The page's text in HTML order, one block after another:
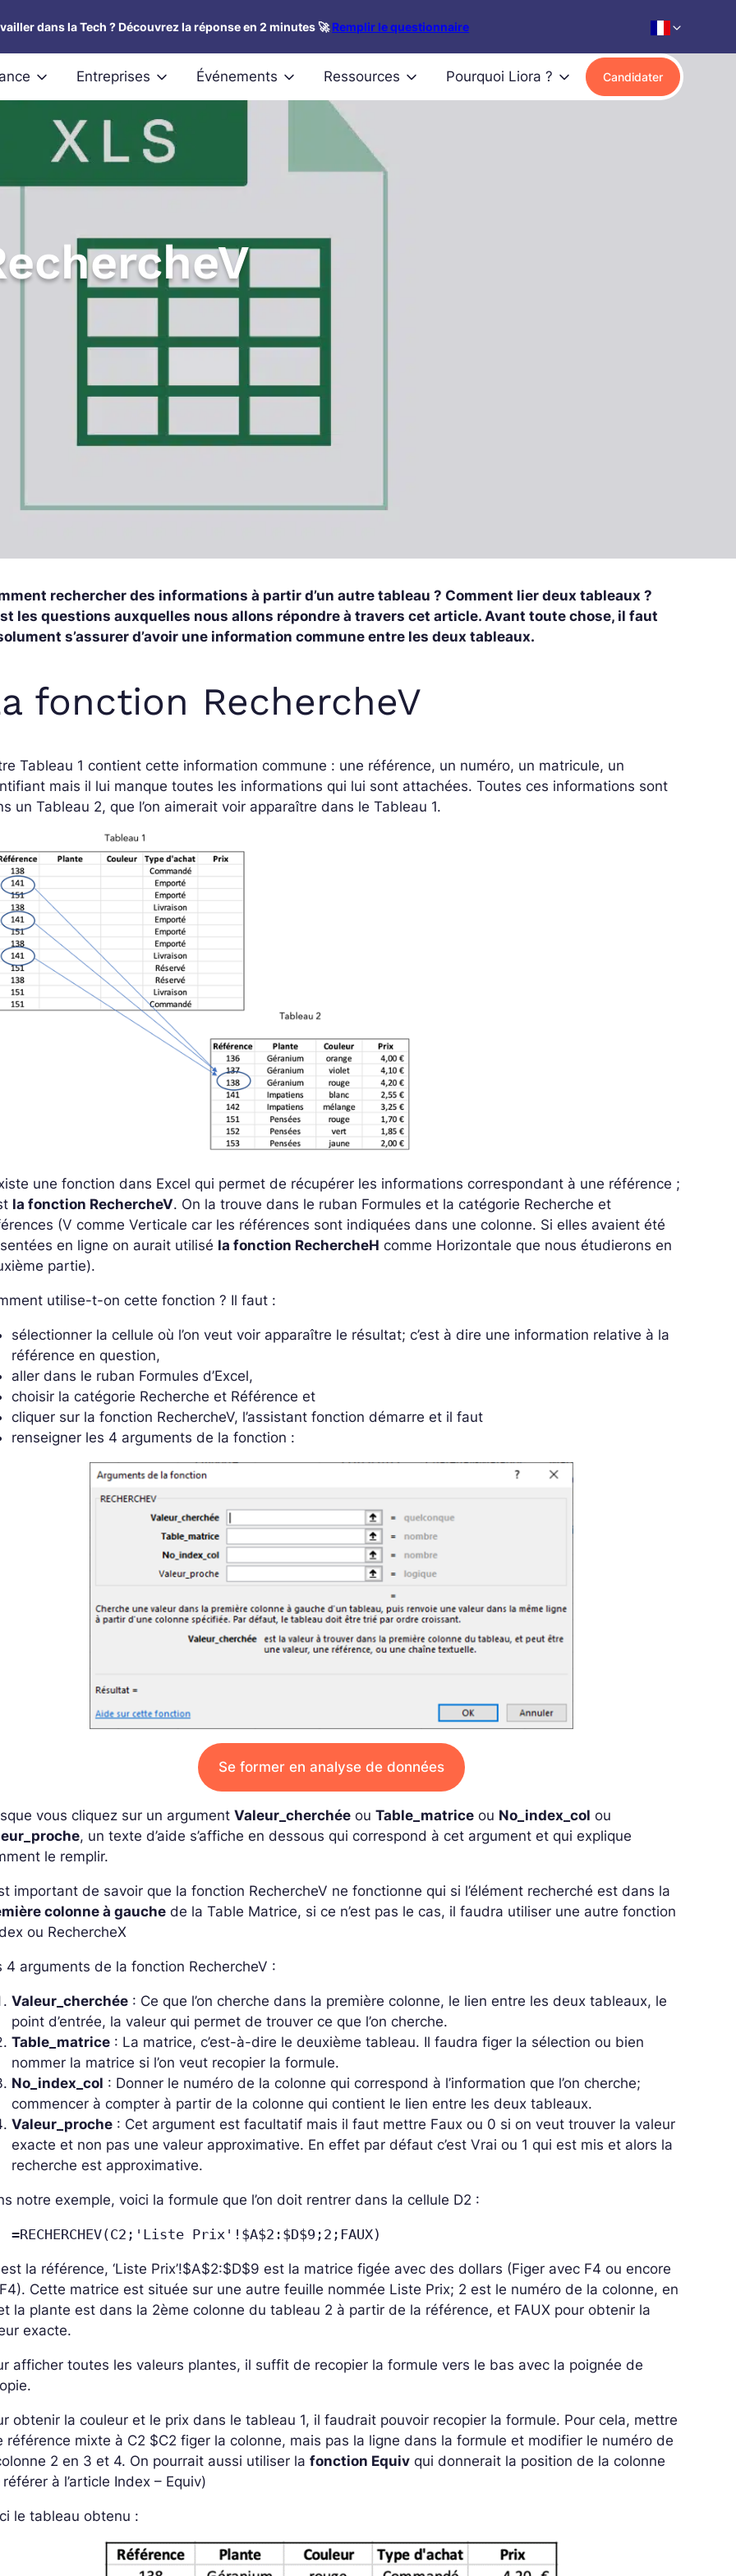
dans la Tech ? Découvrez la réponse en 2 minutes 🚀Remplir le questionnaire
Entreprises Événements Ressources Pourquoi Liora ? Candidater
rechercher des informations à partir d’un autre tableau ? Comment lier deux tableaux ?
les questions auxquelles nous allons répondre à travers cet article. Avant toute chose, il faut
s’assurer d’avoir une information commune entre les deux tableaux.
fonction RechercheV
Tableau 1 contient cette information commune : une référence, un numéro, un matricule, un
mais il lui manque toutes les informations qui lui sont attachées. Toutes ces informations sont
un Tableau 2, que l’on aimerait voir apparaître dans le Tableau 1.
une fonction dans Excel qui permet de récupérer les informations correspondant à une référence ;
la fonction RechercheV. On la trouve dans le ruban Formules et la catégorie Recherche et
(V comme Verticale car les références sont indiquées dans une colonne. Si elles avaient été
en ligne on aurait utilisé la fonction RechercheH comme Horizontale que nous étudierons en
partie).
utilise-t-on cette fonction ? Il faut :
sélectionner la cellule où l’on veut voir apparaître le résultat; c’est à dire une information relative à la
référence en question,
aller dans le ruban Formules d’Excel,
choisir la catégorie Recherche et Référence et
cliquer sur la fonction RechercheV, l’assistant fonction démarre et il faut
renseigner les 4 arguments de la fonction :
Se former en analyse de données
vous cliquez sur un argumentValeur_cherchée ouTable_matrice ou No_index_col ou
, un texte d’aide s’affiche en dessous qui correspond à cet argument et qui explique
le remplir.
important de savoir que la fonction RechercheV ne fonctionne qui si l’élément recherché est dans la
colonne à gauche de la Table Matrice, si ce n’est pas le cas, il faudra utiliser une autre fonction
ou RechercheX
4 arguments de la fonction RechercheV :
Valeur_cherchée : Ce que l’on cherche dans la première colonne, le lien entre les deux tableaux, le
point d’entrée, la valeur qui permet de trouver ce que l’on cherche.
Table_matrice : La matrice, c’est-à-dire le deuxième tableau. Il faudra figer la sélection ou bien
nommer la matrice si l’on veut recopier la formule.
No_index_col : Donner le numéro de la colonne qui correspond à l’information que l’on cherche;
commencer à compter à partir de la colonne qui contient le lien entre les deux tableaux.
Valeur_proche : Cet argument est facultatif mais il faut mettre Faux ou 0 si on veut trouver la valeur
exacte et non pas une valeur approximative. En effet par défaut c’est Vrai ou 1 qui est mis et alors la
recherche est approximative.
notre exemple, voici la formule que l’on doit rentrer dans la cellule D2 :
=RECHERCHEV(C2;'Liste Prix'!$A$2:$D$9;2;FAUX)
la référence, ‘Liste Prix’!$A$2:$D$9 est la matrice figée avec des dollars (Figer avec F4 ou encore
Cette matrice est située sur une autre feuille nommée Liste Prix; 2 est le numéro de la colonne, en
la plante est dans la 2ème colonne du tableau 2 à partir de la référence, et FAUX pour obtenir la
exacte.
afficher toutes les valeurs plantes, il suffit de recopier la formule vers le bas avec la poignée de
obtenir la couleur et le prix dans le tableau 1, il faudrait pouvoir recopier la formule. Pour cela, mettre
référence mixte à C2 $C2 figer la colonne, mais pas la ligne dans la formule et modifier le numéro de
2 en 3 et 4. On pourrait aussi utiliser lafonction Equiv qui donnerait la position de la colonne
référer à l’article Index – Equiv)
le tableau obtenu :